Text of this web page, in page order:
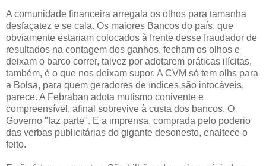
A comunidade financeira arregala os olhos para tamanha
desfaçatez e se cala. Os maiores Bancos do país, que
obviamente estariam colocados à frente desse fraudador de
resultados na contagem dos ganhos, fecham os olhos e
deixam o barco correr, talvez por adotarem práticas ilícitas,
também, é o que nos deixam supor. A CVM só tem olhs para
a Bolsa, para quem geradores de índices são intocáveis,
parece. A Febraban adota mutismo conivente e
compreensível, afinal sobrevive à custa dos bancos. O
Governo "faz parte". E a imprensa, comprada pelo poderio
das verbas publicitárias do gigante desonesto, enaltece o
feito.